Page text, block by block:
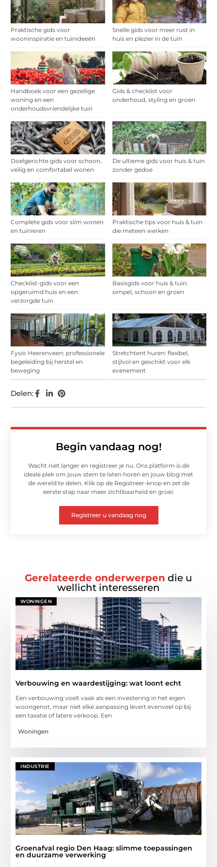
Praktische gids voor
wooninspiratie en tuinideeën
Snelle gids voor meer rust in
huis en plezier in de tuin
Handboek voor een gezellige
woning en een
onderhoudsvriendelijke tuin
Gids & checklist voor
onderhoud, styling en groen
Doelgerichte gids voor schoon,
veilig en comfortabel wonen
De ultieme gids voor huis & tuin
zonder gedoe
Complete gids voor slim wonen
en tuinieren
Praktische tips voor huis & tuin
die meteen werken
Checklist-gids voor een
opgeruimd huis en een
verzorgde tuin
Basisgids voor huis & tuin:
simpel, schoon en groen
Fysio Heerenveen: professionele
begeleiding bij herstel en
beweging
Stretchtent huren: flexibel,
stijlvol en geschikt voor elk
evenement
Begin vandaag nog!
Wacht niet langer en registreer je nu. Ons platform is de
ideale plek om jouw stem te laten horen en jouw blog met
de wereld te delen. Klik op de Registreer-knop en zet de
eerste stap naar meer zichtbaarheid en groei.
Registreer u vandaag nog
Delen:
Gerelateerde onderwerpen die u
wellicht interesseren
WONINGEN
Verbouwing en waardestijging: wat loont echt
Een verbouwing voelt vaak als een investering in het eigen
woongenot, maar niet elke aanpassing levert evenveel op bij
een taxatie of latere verkoop. Een
Woningen
INDUSTRIE
Groenafval regio Den Haag: slimme toepassingen
en duurzame verwerking